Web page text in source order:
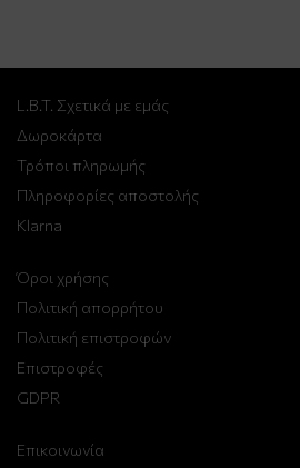
L.B.T. Σχετικά με εμάς
Δωροκάρτα
Τρόποι πληρωμής
Πληροφορίες αποστολής
Klarna
Όροι χρήσης
Πολιτική απορρήτου
Πολιτική επιστροφών
Επιστροφές
GDPR
Επικοινωνία